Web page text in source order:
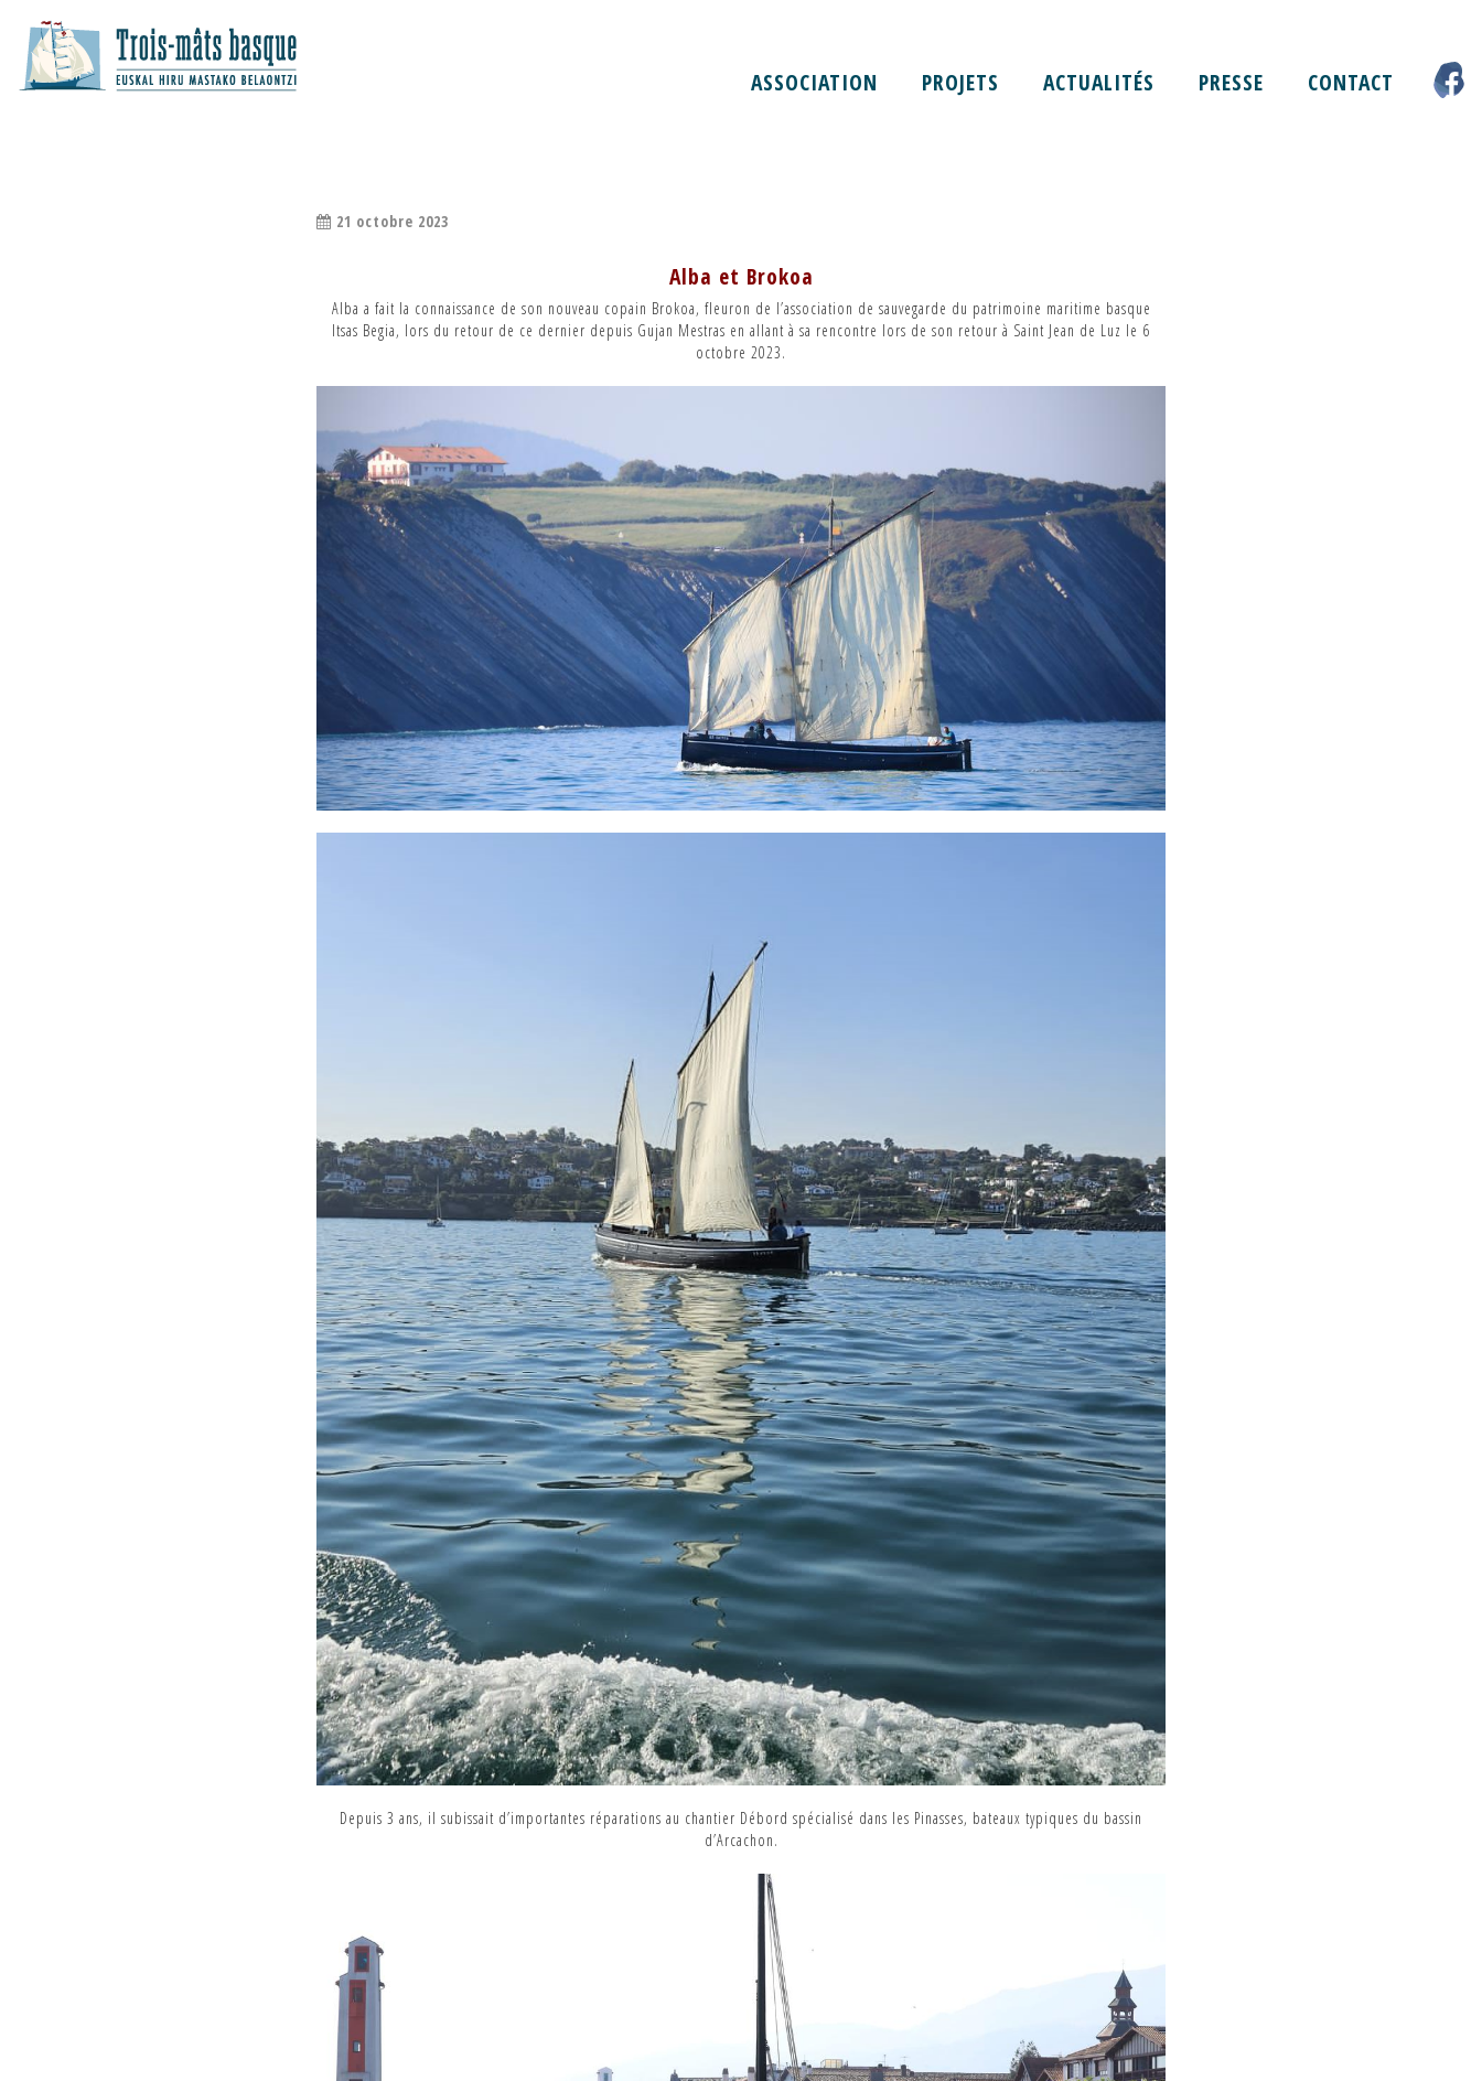
ASSOCIATION PROJETS ACTUALITÉS PRESSE CONTACT
21 octobre 2023
Alba et Brokoa
Alba a fait la connaissance de son nouveau copain Brokoa, fleuron de l’association de sauvegarde du patrimoine maritime basque
Itsas Begia, lors du retour de ce dernier depuis Gujan Mestras en allant à sa rencontre lors de son retour à Saint Jean de Luz le 6
octobre 2023.
Depuis 3 ans, il subissait d’importantes réparations au chantier Débord spécialisé dans les Pinasses, bateaux typiques du bassin
d’Arcachon.